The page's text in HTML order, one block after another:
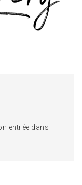
entrée dans